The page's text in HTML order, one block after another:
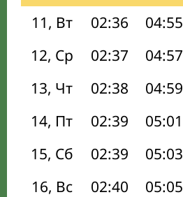
11, Вт
02:36 04:55
12, Ср
02:37 04:57
13, Чт
02:38 04:59
14, Пт
02:39 05:01
15, Сб
02:39 05:03
16, Вс
02:40 05:05